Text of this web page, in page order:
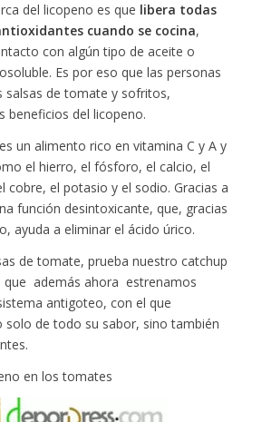
del licopeno es que libera todas
cuando se cocina,
con algún tipo de aceite o
Es por eso que las personas
salsas de tomate y sofritos,
beneficios del licopeno.
un alimento rico en vitamina C y A y
el hierro, el fósforo, el calcio, el
cobre, el potasio y el sodio. Gracias a
función desintoxicante, que, gracias
ayuda a eliminar el ácido úrico.
de tomate, prueba nuestro catchup
que además ahora estrenamos
antigoteo, con el que
solo de todo su sabor, sino también
en los tomates